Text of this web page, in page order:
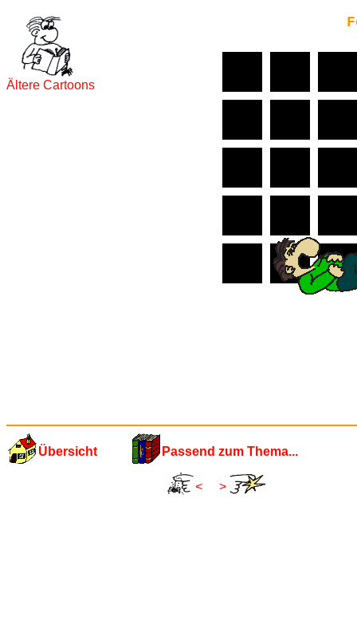
Ältere Cartoons
Übersicht Passend zum Thema...
< >